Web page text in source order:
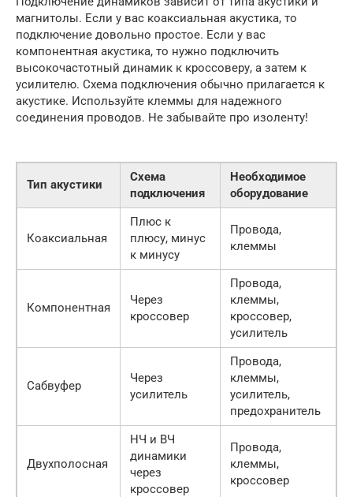
магнитолы. Если у вас коаксиальная акустика, то
подключение довольно простое. Если у вас
компонентная акустика, то нужно подключить
высокочастотный динамик к кроссоверу, а затем к
усилителю. Схема подключения обычно прилагается к
акустике. Используйте клеммы для надежного
соединения проводов. Не забывайте про изоленту!
Тип акустики
Схема
подключения
Необходимое
оборудование
Коаксиальная
Плюс к
плюсу, минус
к минусу
Провода,
клеммы
Компонентная
Через
кроссовер
Провода,
клеммы,
кроссовер,
усилитель
Сабвуфер
Через
усилитель
Провода,
клеммы,
усилитель,
предохранитель
Двухполосная
НЧ и ВЧ
динамики
через
кроссовер
Провода,
клеммы,
кроссовер